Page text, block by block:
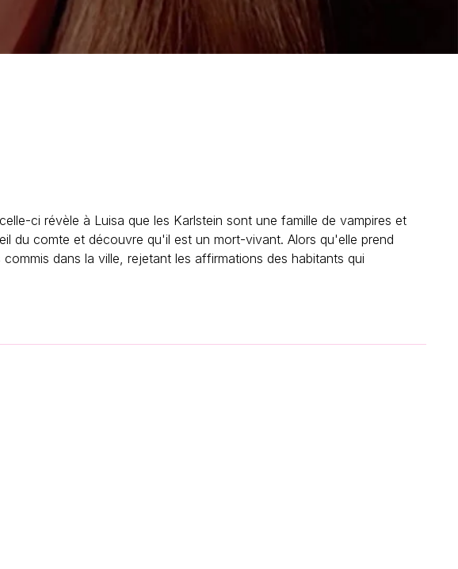
ci révèle à Luisa que les Karlstein sont une famille de vampires et
du comte et découvre qu'il est un mort-vivant. Alors qu'elle prend
dans la ville, rejetant les affirmations des habitants qui